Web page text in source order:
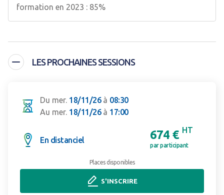
formation en 2023 : 85%
LES PROCHAINES SESSIONS
Du mer. 18/11/26à 08:30
Au mer. 18/11/26à 17:00
En distanciel 674 € HT
par participant
Places disponibles
S'INSCRIRE